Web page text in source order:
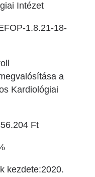
Intézet
1.8.21-18-
a
Kardiológiai
Ft
kezdete:2020.